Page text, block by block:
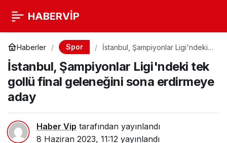
HABERVİP
Haberler Spor
İstanbul, Şampiyonlar Ligi'ndeki
erdirmeye aday
İstanbul, Şampiyonlar Ligi'ndeki tek
gollü final geleneğini sona erdirmeye
aday
Haber Vip tarafından yayınlandı
8 Haziran 2023, 11:12 yayınlandı